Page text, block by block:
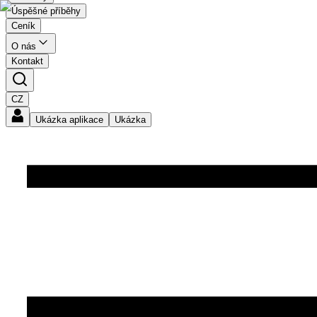
Úspěšné příběhy
Ceník
O nás
Kontakt
CZ
Ukázka aplikace
Ukázka